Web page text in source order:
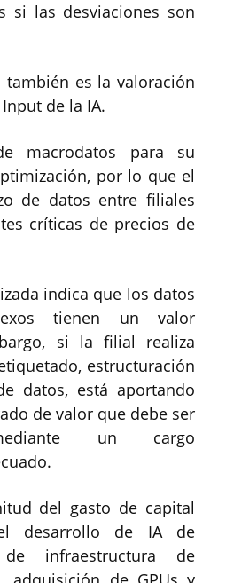
si las desviaciones son
es la valoración
de la IA.
macrodatos para su
por lo que el
de datos entre filiales
críticas de precios de
indica que los datos
tienen un valor
si la filial realiza
estructuración
datos, está aportando
de valor que debe ser
un cargo
del gasto de capital
desarrollo de IA de
infraestructura de